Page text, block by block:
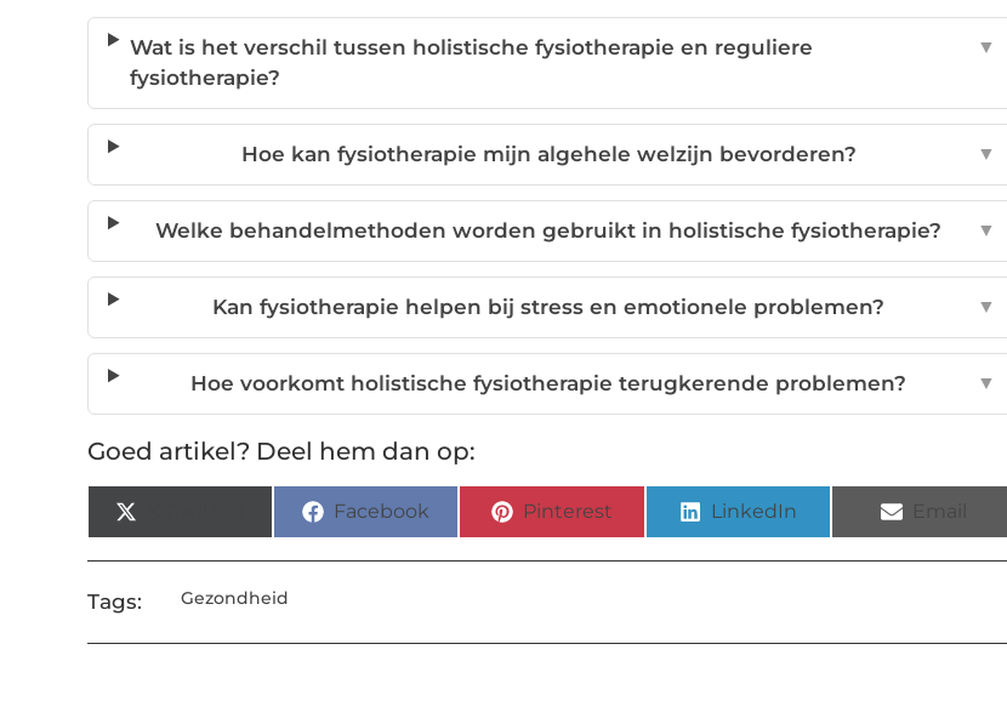
Wat is het verschil tussen holistische fysiotherapie en reguliere
fysiotherapie?
▼
Hoe kan fysiotherapie mijn algehele welzijn bevorderen? ▼
Welke behandelmethoden worden gebruikt in holistische fysiotherapie? ▼
Kan fysiotherapie helpen bij stress en emotionele problemen? ▼
Hoe voorkomt holistische fysiotherapie terugkerende problemen? ▼
Goed artikel? Deel hem dan op:
Facebook Pinterest LinkedIn
Tags: Gezondheid